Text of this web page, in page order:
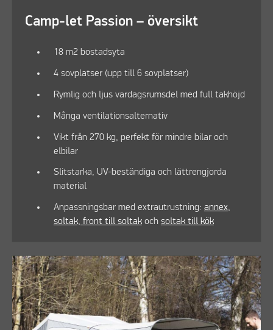
Camp-let Passion – översikt
18 m2 bostadsyta
4 sovplatser (upp till 6 sovplatser)
Rymlig och ljus vardagsrumsdel med full takhöjd
Många ventilationsalternativ
Vikt från 270 kg, perfekt för mindre bilar och
elbilar
Slitstarka, UV-beständiga och lättrengjorda
material
Anpassningsbar med extrautrustning: annex,
soltak, front till soltakoch soltak till kök